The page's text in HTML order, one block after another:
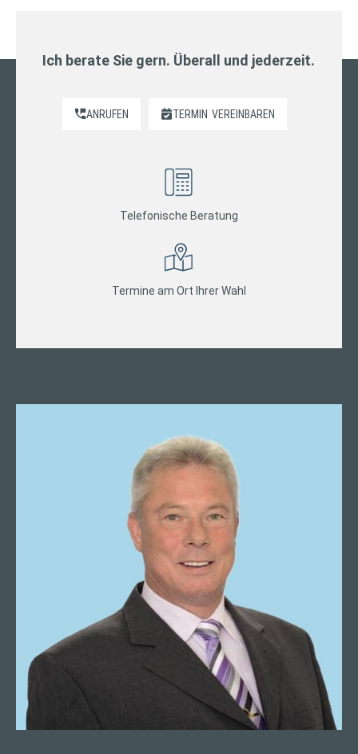
Ich berate Sie gern. Überall und jederzeit.
ANRUFEN TERMIN VEREINBAREN
Telefonische Beratung
Termine am Ort Ihrer Wahl